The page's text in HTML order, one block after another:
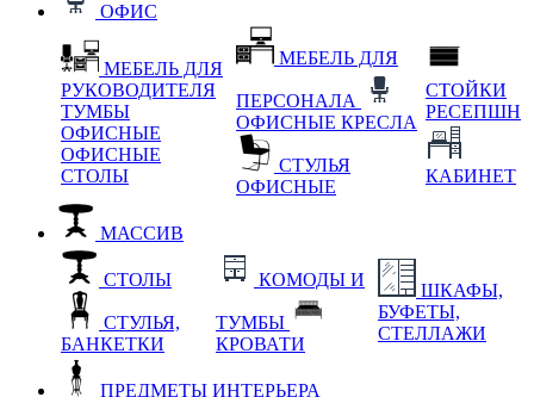
ОФИС
МЕБЕЛЬ ДЛЯ
РУКОВОДИТЕЛЯ
ТУМБЫ
ОФИСНЫЕ
ОФИСНЫЕ
СТОЛЫ
МЕБЕЛЬ ДЛЯ
ПЕРСОНАЛА
ОФИСНЫЕ КРЕСЛА
СТУЛЬЯ
ОФИСНЫЕ
СТОЙКИ
РЕСЕПШН
КАБИНЕТ
МАССИВ
СТОЛЫ
СТУЛЬЯ,
БАНКЕТКИ
КОМОДЫ И
ТУМБЫ
КРОВАТИ
ШКАФЫ,
БУФЕТЫ,
СТЕЛЛАЖИ
ПРЕДМЕТЫ ИНТЕРЬЕРА